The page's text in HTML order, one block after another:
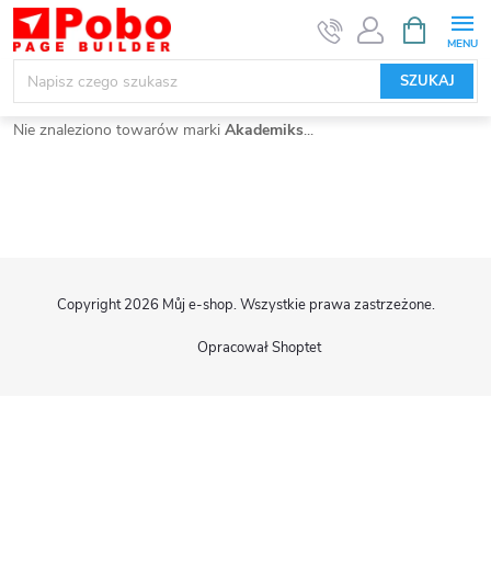
Przejść
do
treści
SZUKAJ
KOSZYK
Nie znaleziono towarów marki Akademiks...
Opracował Shoptet
Copyright 2026 Můj e-shop. Wszystkie prawa zastrzeżone.